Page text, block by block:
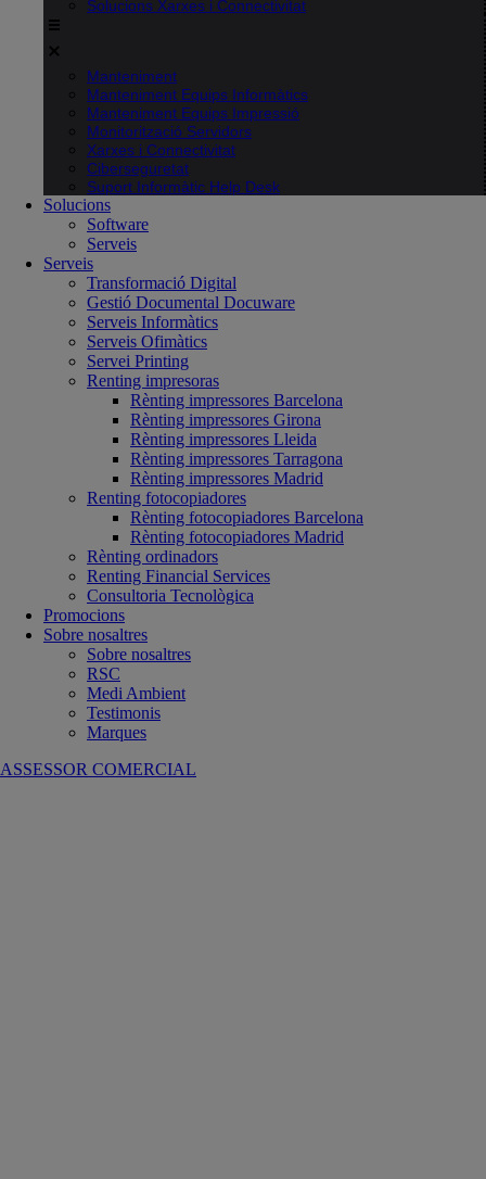
Solucions Xarxes i Connectivitat
Manteniment
Manteniment Equips Informàtics
Manteniment Equips Impressió
Monitorització Servidors
Xarxes i Connectivitat
Ciberseguretat
Suport Informàtic Help Desk
Solucions
Software
Serveis
Serveis
Transformació Digital
Gestió Documental Docuware
Serveis Informàtics
Serveis Ofimàtics
Servei Printing
Renting impresoras
Rènting impressores Barcelona
Rènting impressores Girona
Rènting impressores Lleida
Rènting impressores Tarragona
Rènting impressores Madrid
Renting fotocopiadores
Rènting fotocopiadores Barcelona
Rènting fotocopiadores Madrid
Rènting ordinadors
Renting Financial Services
Consultoria Tecnològica
Promocions
Sobre nosaltres
Sobre nosaltres
RSC
Medi Ambient
Testimonis
Marques
ASSESSOR COMERCIAL